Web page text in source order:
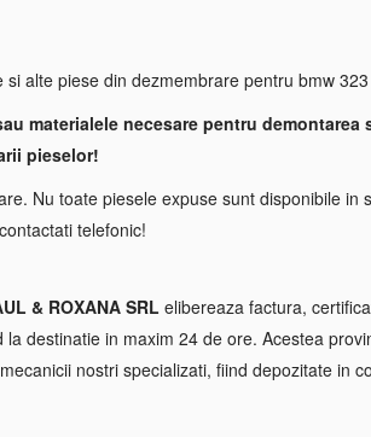
alte piese din dezmembrare pentru bmw
materialele necesare pentru demontarea
pieselor!
Nu toate piesele expuse sunt disponibile in
telefonic!
& ROXANA SRL elibereaza factura,
destinatie in maxim 24 de ore. Acestea
nostri specializati, fiind depozitate in